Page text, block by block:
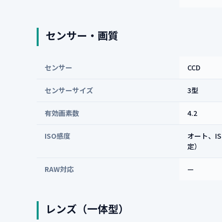
センサー・画質
センサー CCD
センサーサイズ 3型
有効画素数 4.2
ISO感度
オート、
定）
RAW対応 —
レンズ（一体型）